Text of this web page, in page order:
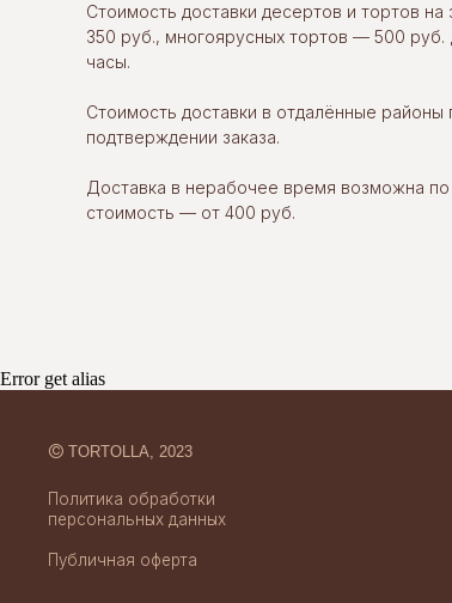
Стоимость доставки десертов и тортов
350 руб., многоярусных тортов — 500 руб.
часы.
Стоимость доставки в отдалённые
подтверждении заказа.
Доставка в нерабочее время возможна
стоимость — от 400 руб.
Error get alias
TORTOLLA, 2023
персональных данных
Публичная оферта
О